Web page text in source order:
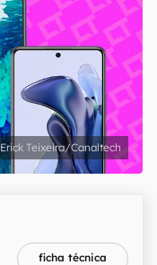
Erick Teixeira/Canaltech
ficha técnica